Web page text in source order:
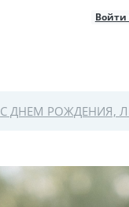
Войти
С ДНЕМ РОЖДЕНИЯ,